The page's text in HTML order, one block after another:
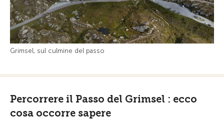
Grimsel, sul culmine del passo
Percorrere il Passo del Grimsel : ecco
cosa occorre sapere